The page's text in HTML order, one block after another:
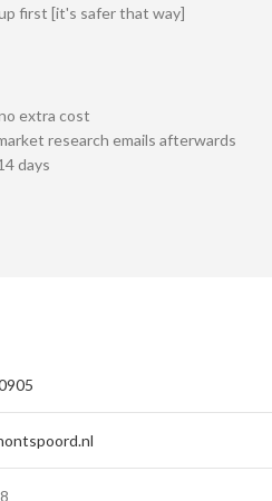
first [it's safer that way]
extra cost
research emails afterwards
days